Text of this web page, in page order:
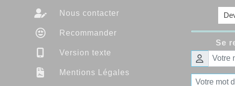
Nous contacter
Recommander
Version texte
Mentions Légales
Se